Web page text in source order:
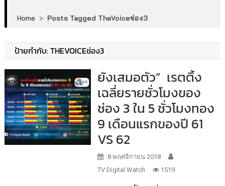
Home > Posts Tagged TheVoiceช่อง3
ป้ายกำกับ:THEVOICEช่อง3
ยังเสมอตัว” เรตติ้ง
เฉลี่ยรายชั่วโมงของ
ช่อง 3 ใน 5 ชั่วโมงทอง
9 เดือนแรกของปี 61
VS 62
8 พฤศจิกายน 2018
TV Digital Watch
1519